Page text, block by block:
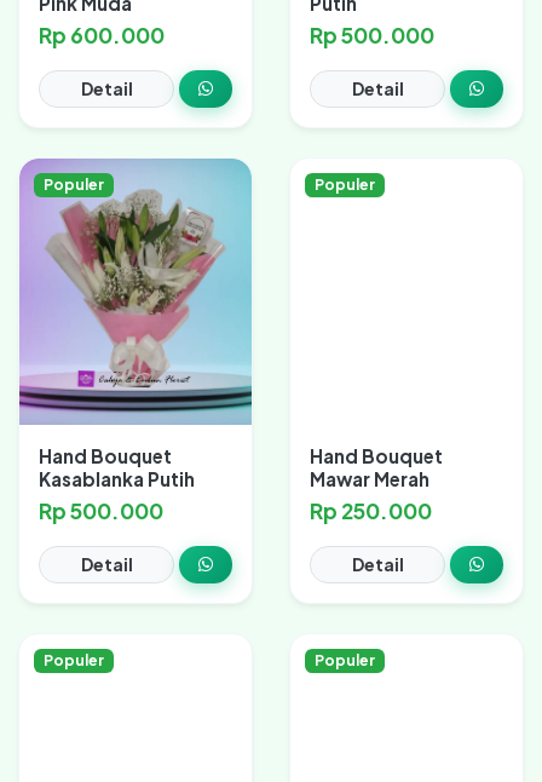
Rp 600.000
Detail
Rp 500.000
Detail
Populer
Hand Bouquet
Kasablanka Putih
Rp 500.000
Detail
Populer
Hand Bouquet
Mawar Merah
Rp 250.000
Detail
Populer Populer